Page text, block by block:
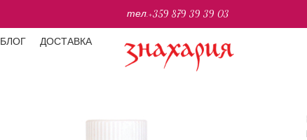
БЛОГ ДОСТАВКА
тел.+359 879 39 39 03